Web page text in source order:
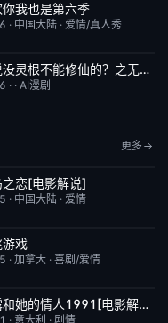
更新
我也是第六季
· 中国大陆 · 爱情/真人秀
5.0谁说没灵根不能修仙的？之无灵证道第五季
· · AI漫剧
更多
结
之恋[电影解说]
· 中国大陆 · 爱情
更新
戏
· 加拿大 · 喜剧/爱情
结 6.1玛露和她的情人1991[电影解说]
· 意大利 · 剧情